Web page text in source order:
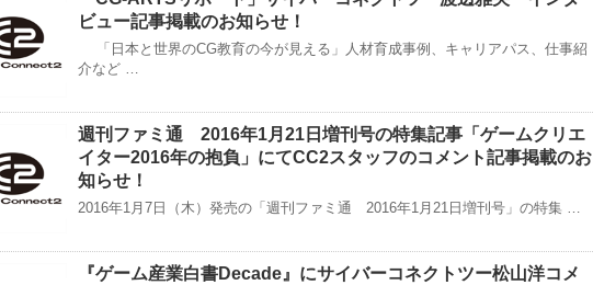
ビュー記事掲載のお知らせ！
「日本と世界のCG教育の今が見える」人材育成事例、キャリアパス、仕事紹
介など …
週刊ファミ通 2016年1月21日増刊号の特集記事「ゲームクリエ
イター2016年の抱負」にてCC2スタッフのコメント記事掲載のお
知らせ！
2016年1月7日（木）発売の「週刊ファミ通 2016年1月21日増刊号」の特集 …
『ゲーム産業白書Decade』にサイバーコネクトツー松山洋コメ